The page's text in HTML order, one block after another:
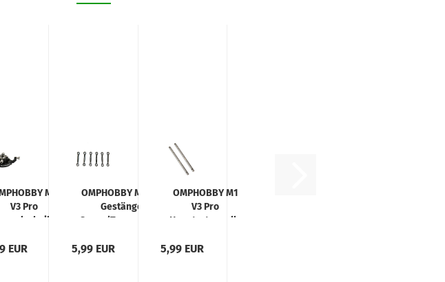
M1
V3 Pro
EUR
OMPHOBBY M1 V3 Pro
Gestängeset
Servo/Taumelscheibe
5,99 EUR
OMPHOBBY M1
V3 Pro
Hauptrotorwelle
5,99 EUR